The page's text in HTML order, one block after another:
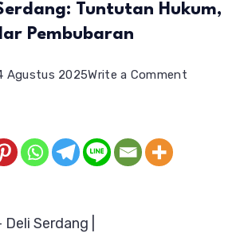
Tuntutan Hukum,
Pembubaran
Agustus 2025Write a Commenton
Serdang |